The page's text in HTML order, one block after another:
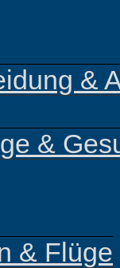
&
&
& Flüge